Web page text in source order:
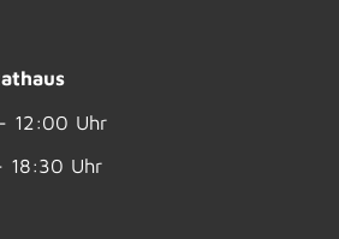
12:00 Uhr
18:30 Uhr